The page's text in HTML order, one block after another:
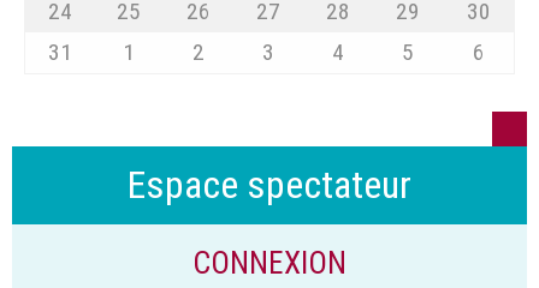
24
25 26 27 28 29
30
31
1 2 3 4 5 6
Espace spectateur
CONNEXION